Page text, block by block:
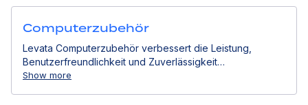
Computerzubehör
Levata Computerzubehör verbessert die Leistung,
Benutzerfreundlichkeit und Zuverlässigkeit
professioneller Computergeräte. Von Stromlösungen
Show more